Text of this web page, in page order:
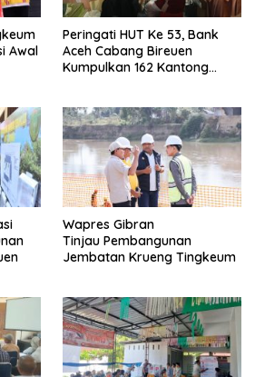
Awal
Peringati HUT Ke 53, Bank
Aceh Cabang Bireuen
Kumpulkan 162 Kantong
Wapres Gibran
Tinjau Pembangunan
Jembatan Krueng Tingkeum